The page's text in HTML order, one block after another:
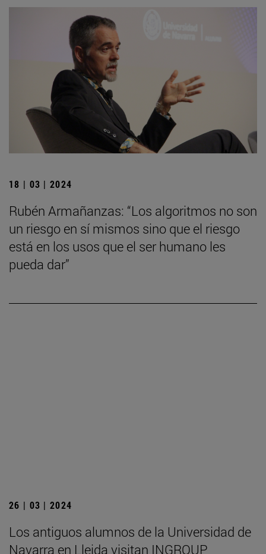
18 | 03 | 2024
Rubén Armañanzas: “Los algoritmos no son
un riesgo en sí mismos sino que el riesgo
está en los usos que el ser humano les
pueda dar”
26 | 03 | 2024
Los antiguos alumnos de la Universidad de
Navarra en Lleida visitan INGROUP